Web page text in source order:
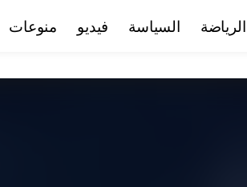
الرياضة السياسة فيديو منوعات